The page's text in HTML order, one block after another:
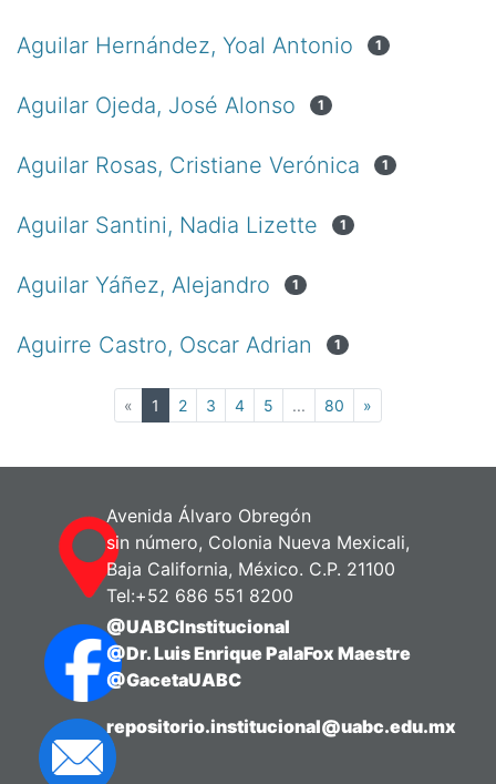
Aguilar Hernández, Yoal Antonio 1
Aguilar Ojeda, José Alonso 1
Aguilar Rosas, Cristiane Verónica 1
Aguilar Santini, Nadia Lizette 1
Aguilar Yáñez, Alejandro 1
Aguirre Castro, Oscar Adrian 1
« 1 (current)
2 3 4 5 ... 80 »
Avenida Álvaro Obregón
sin número, Colonia Nueva Mexicali,
Baja California, México. C.P. 21100
Tel:+52 686 551 8200
@UABCInstitucional
@Dr. Luis Enrique PalaFox Maestre
@GacetaUABC
repositorio.institucional@uabc.edu.mx